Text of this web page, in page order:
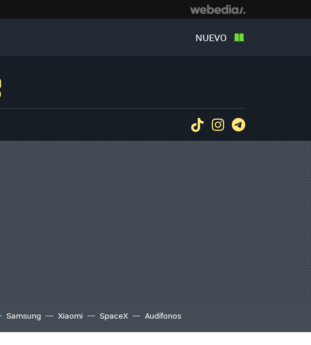
NUEVO
TiktokInstagram
Samsung Xiaomi SpaceX Audífonos